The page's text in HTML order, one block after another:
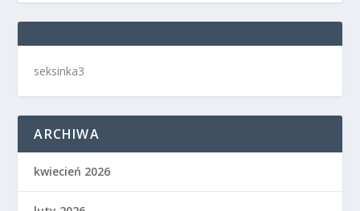
seksinka3
ARCHIWA
kwiecień 2026